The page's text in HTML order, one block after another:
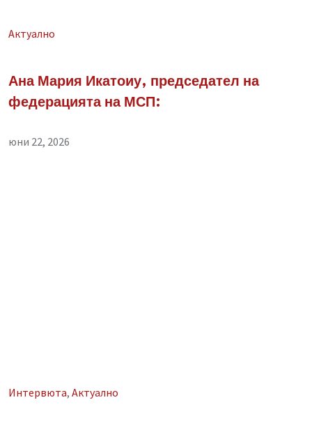
Aктуално
Ана Мария Икатоиу, председател на
федерацията на МСП:
юни 22, 2026
Интервюта, Aктуално